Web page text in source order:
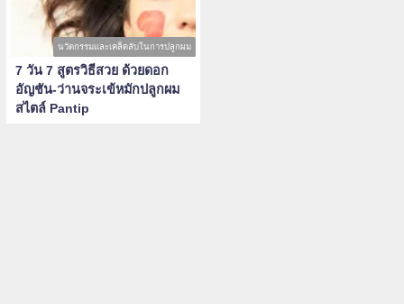
นวัตกรรมและเคล็ดลับในการปลูกผม
7 วัน 7 สูตรวิธีสวย ด้วยดอก
อัญชัน-ว่านจระเข้หมักปลูกผม
สไตล์ Pantip